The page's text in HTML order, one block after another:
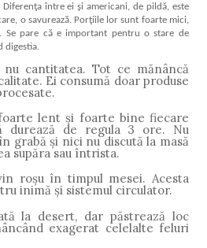
între ei şi americani, de pildă, este
o savurează. Porţiile lor sunt foarte mici,
Se pare că e important pentru o stare de
digestia.
nu cantitatea. Tot ce mănâncă
Ei consumă doar produse
lent şi foarte bine fiecare
durează de regula 3 ore. Nu
grabă şi nici nu discută la masă
supăra sau întrista.
roşu în timpul mesei. Acesta
inimă şi sistemul circulator.
la desert, dar păstrează loc
exagerat celelalte feluri